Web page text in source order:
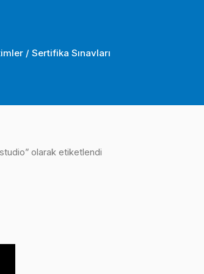
/ Sertifika Sınavları
olarak etiketlendi